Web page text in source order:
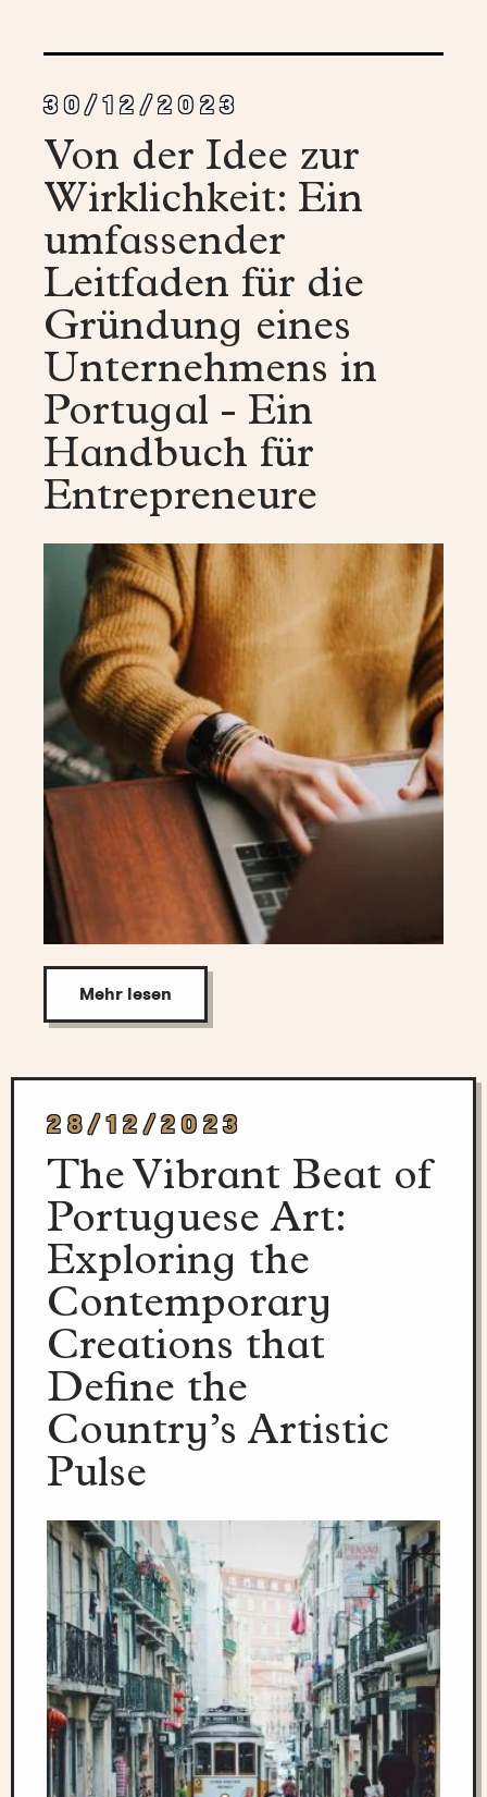
30/12/2023
Von der Idee zur
Wirklichkeit: Ein
umfassender
Leitfaden für die
Gründung eines
Unternehmens in
Portugal - Ein
Handbuch für
Entrepreneure
Mehr lesen
28/12/2023
The Vibrant Beat of
Portuguese Art:
Exploring the
Contemporary
Creations that
Define the
Country’s Artistic
Pulse